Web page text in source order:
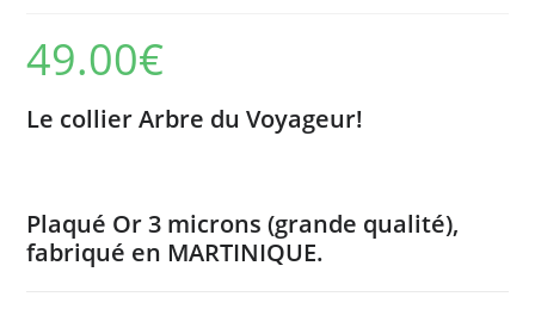
49.00€
Le collier Arbre du Voyageur!
Plaqué Or 3 microns (grande qualité),
fabriqué en MARTINIQUE.